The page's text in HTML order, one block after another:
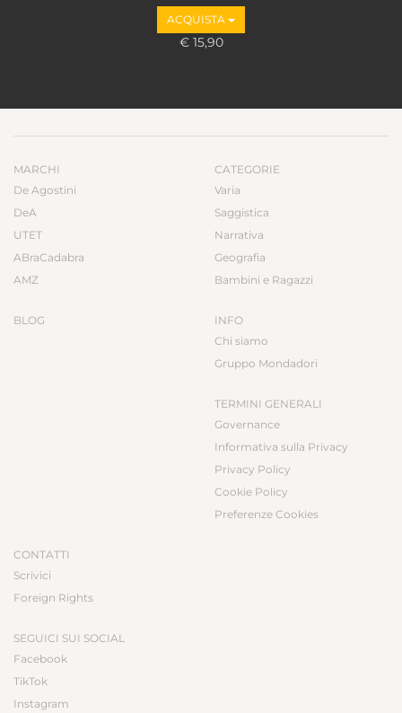
ACQUISTA
€ 15,90
MARCHI
De Agostini
DeA
UTET
ABraCadabra
AMZ
BLOG
CATEGORIE
Varia
Saggistica
Narrativa
Geografia
Bambini e Ragazzi
INFO
Chi siamo
Gruppo Mondadori
TERMINI GENERALI
Governance
Informativa sulla Privacy
Privacy Policy
Cookie Policy
Preferenze Cookies
CONTATTI
Scrivici
Foreign Rights
SEGUICI SUI SOCIAL
Facebook
TikTok
Instagram